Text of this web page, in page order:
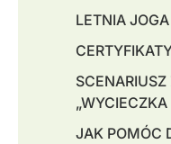
LETNIA JOGA
JAK POMÓC